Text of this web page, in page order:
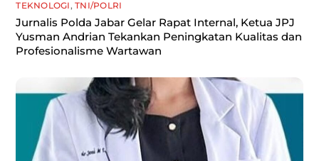
TEKNOLOGI,TNI/POLRI
Jurnalis Polda Jabar Gelar Rapat Internal, Ketua JPJ
Yusman Andrian Tekankan Peningkatan Kualitas dan
Profesionalisme Wartawan